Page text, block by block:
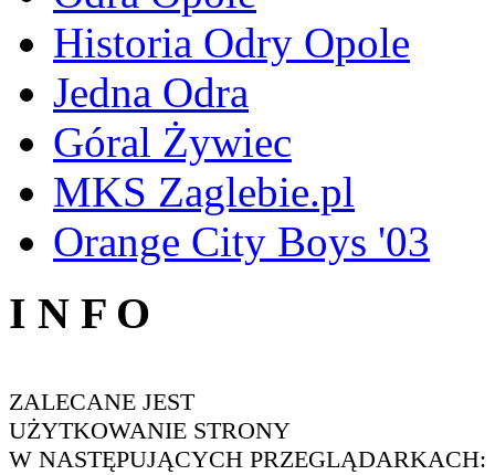
Historia Odry Opole
Jedna Odra
Góral Żywiec
MKS Zaglebie.pl
Orange City Boys '03
I N F O
ZALECANE JEST
UŻYTKOWANIE STRONY
W NASTĘPUJĄCYCH PRZEGLĄDARKACH: